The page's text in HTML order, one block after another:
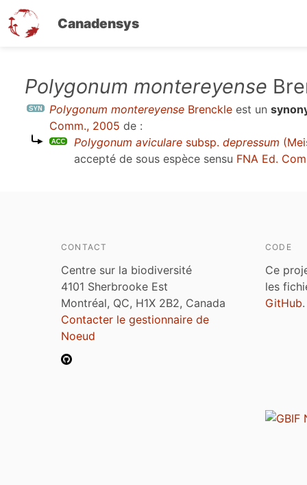
Canadensys
contenu
Polygonum montereyense
Polygonum montereyense Brenckle est un
Comm., 2005 de :
Polygonum aviculare subsp. depressum
accepté de sous espèce sensu FNA Ed.
CONTACT
Centre sur la biodiversité
4101 Sherbrooke Est
Montréal, QC, H1X 2B2, Canada
Contacter le gestionnaire de
Noeud
CODE
Ce
les
GitHub.